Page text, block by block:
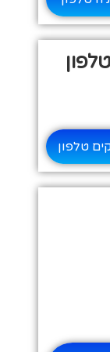
טלפון